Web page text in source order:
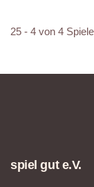
25 - 4 von 4
spiel gut e.V.